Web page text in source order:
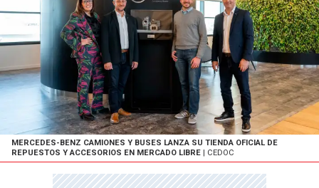
MERCEDES-BENZ CAMIONES Y BUSES LANZA SU TIENDA OFICIAL DE
REPUESTOS Y ACCESORIOS EN MERCADO LIBRE | CEDOC